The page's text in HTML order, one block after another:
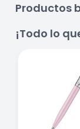
Productos
¡Todo lo